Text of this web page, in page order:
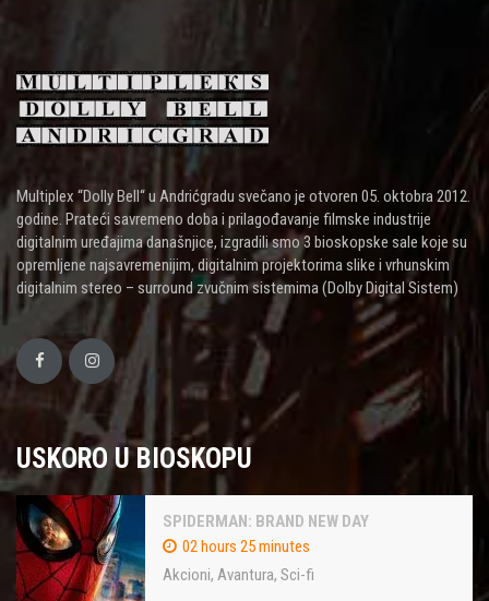
Multiplex “Dolly Bell“ u Andrićgradu svečano je otvoren 05. oktobra 2012.
godine. Prateći savremeno doba i prilagođavanje filmske industrije
digitalnim uređajima današnjice, izgradili smo 3 bioskopske sale koje su
opremljene najsavremenijim, digitalnim projektorima slike i vrhunskim
digitalnim stereo – surround zvučnim sistemima (Dolby Digital Sistem)
USKORO U BIOSKOPU
SPIDERMAN: BRAND NEW DAY
02 hours 25 minutes
Akcioni, Avantura, Sci-fi